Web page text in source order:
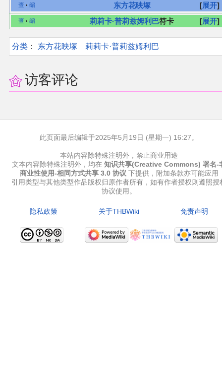
展开
查 • 编
东方花映塚
展开
查 • 编 莉莉卡·普莉兹姆利巴符卡
分类 ：​ 东方花映塚 莉莉卡·普莉兹姆利巴
访客评论
此页面最后编辑于2025年5月19日 (星期一) 16:27。
本站内容除特殊注明外，禁止商业用途
文本内容除特殊注明外，均在 知识共享(Creative Commons) 署名-
商业性使用-相同方式共享 3.0 协议 下提供，附加条款亦可能应用
引用类型与其他类型作品版权归原作者所有，如有作者授权则遵照授
协议使用。
隐私政策 关于THBWiki 免责声明